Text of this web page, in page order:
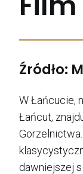
Źródło:
W Łańcucie,
Łańcut,
dawniejszej